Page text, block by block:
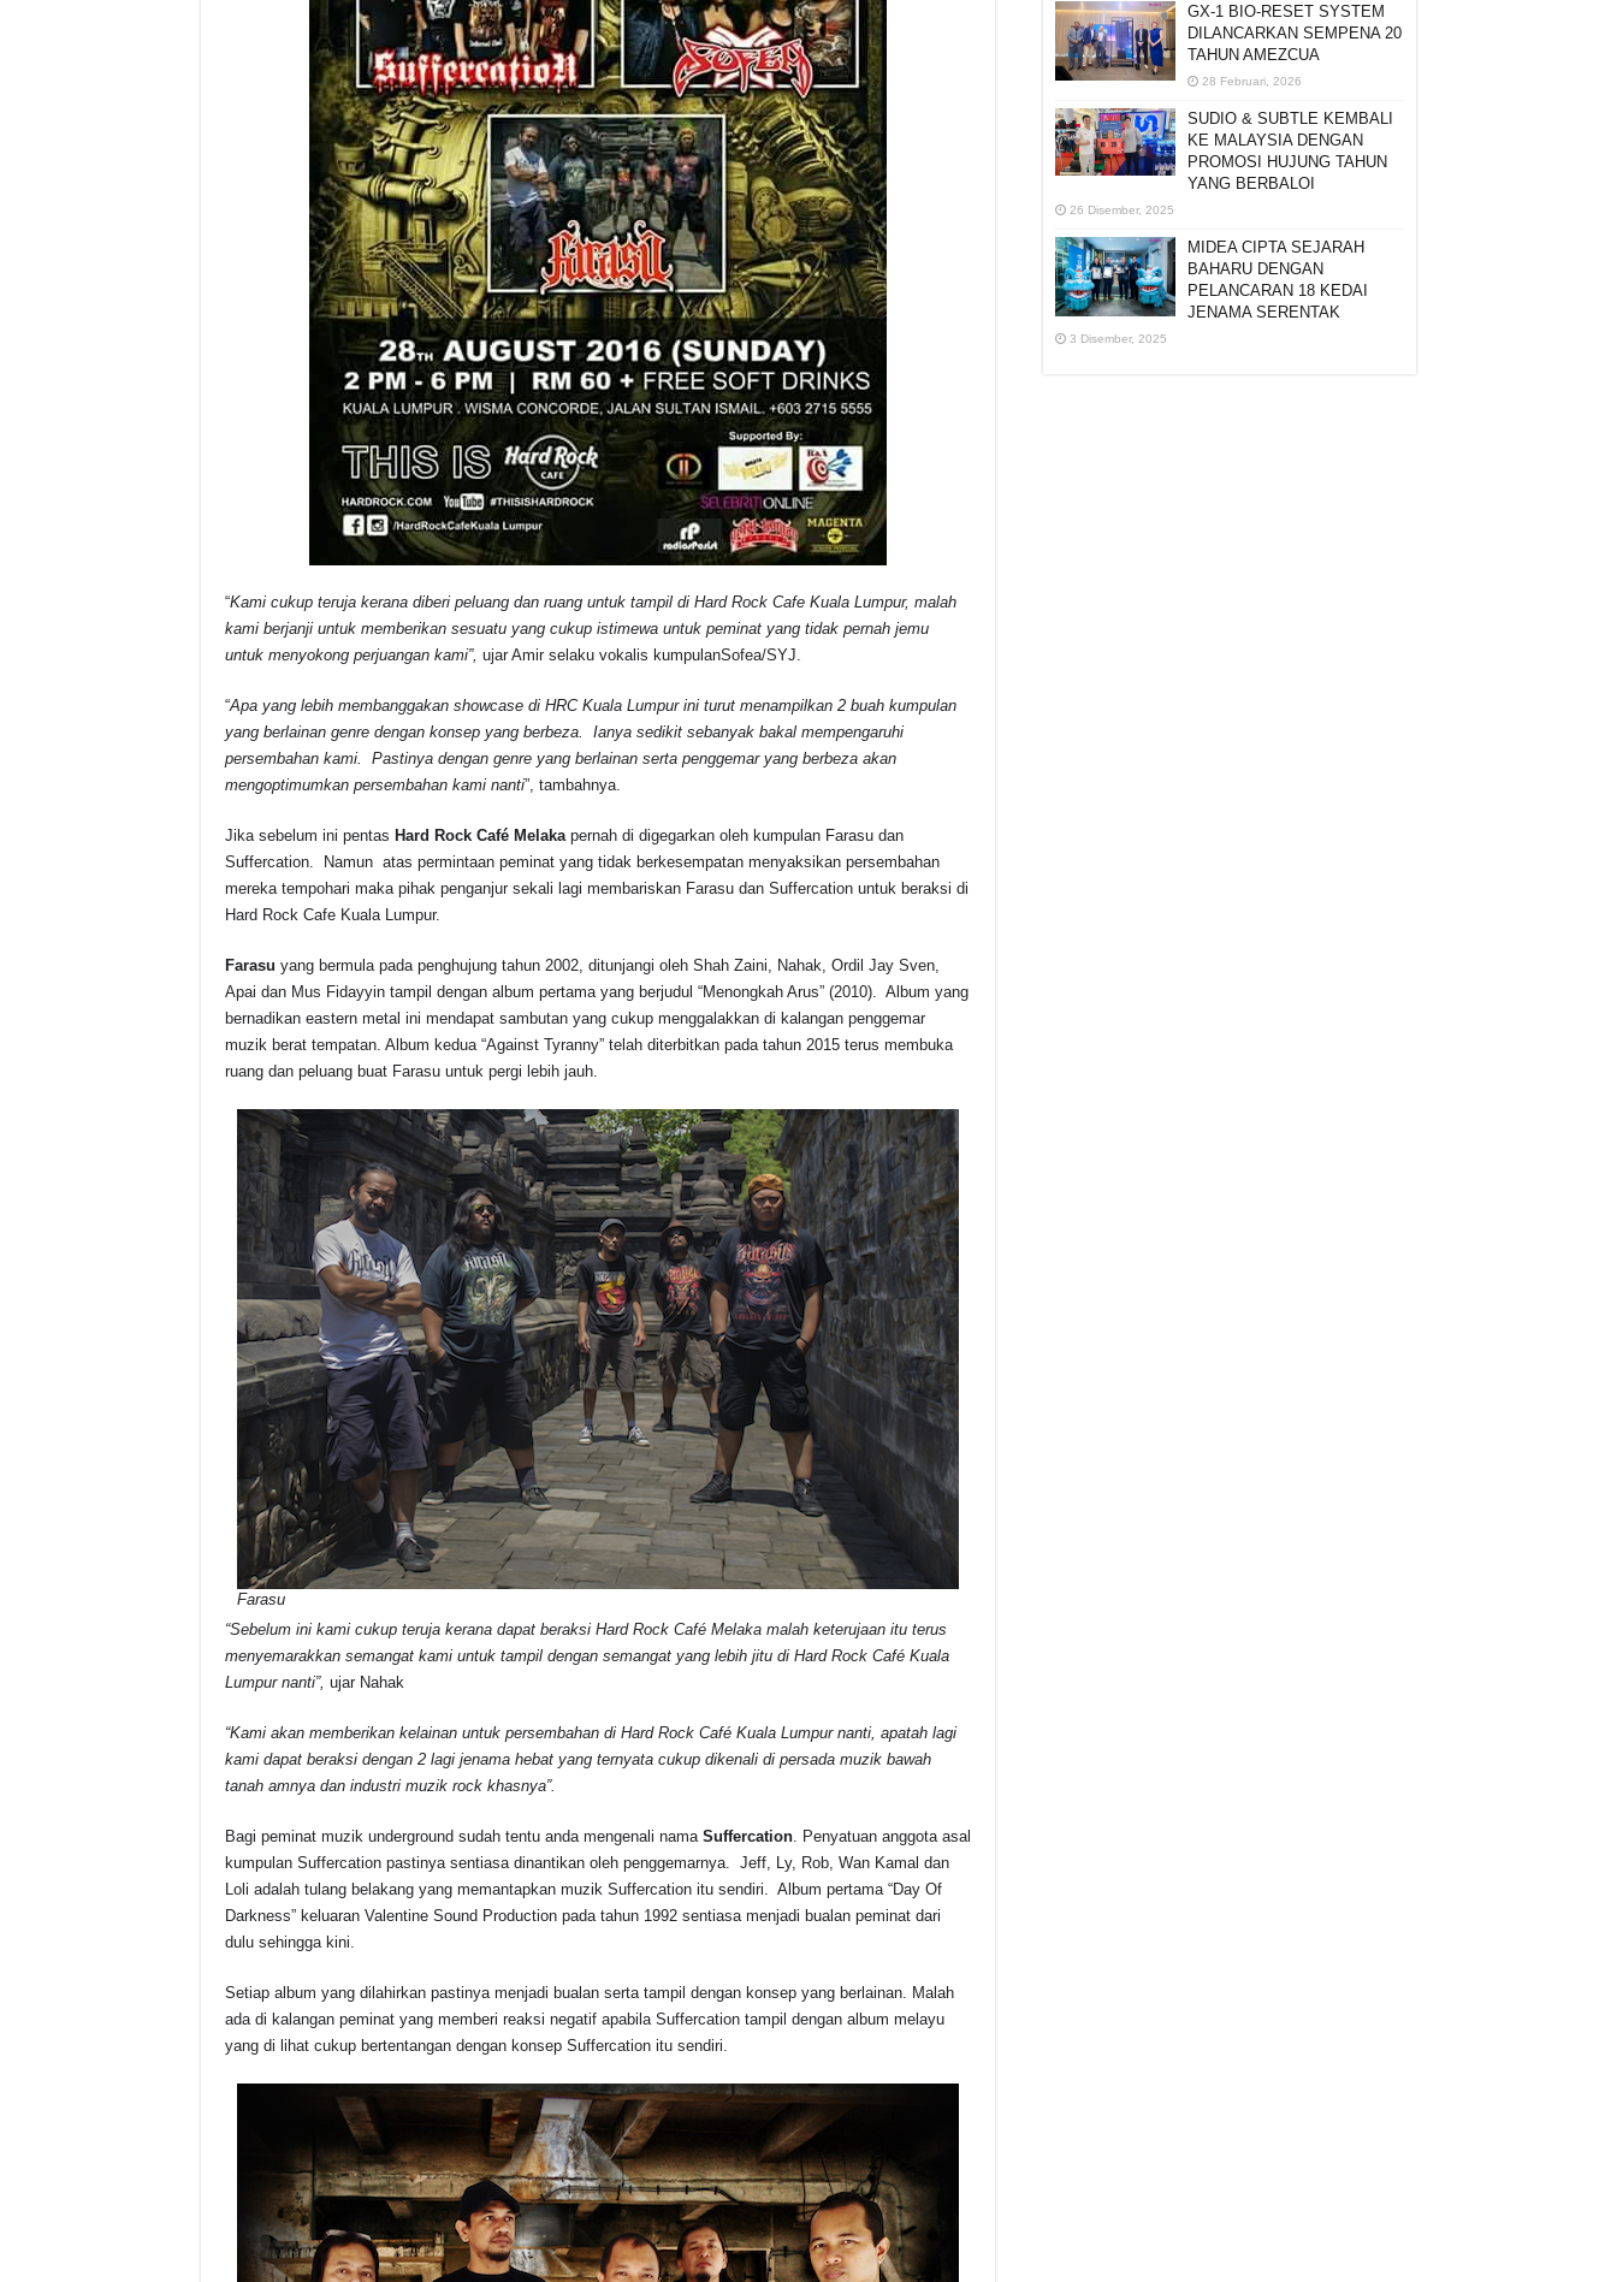
“Kami cukup teruja kerana diberi peluang dan ruang untuk tampil di Hard Rock Cafe Kuala Lumpur, malah
kami berjanji untuk memberikan sesuatu yang cukup istimewa untuk peminat yang tidak pernah jemu
untuk menyokong perjuangan kami”, ujar Amir selaku vokalis kumpulanSofea/SYJ.
“Apa yang lebih membanggakan showcase di HRC Kuala Lumpur ini turut menampilkan 2 buah kumpulan
yang berlainan genre dengan konsep yang berbeza. Ianya sedikit sebanyak bakal mempengaruhi
persembahan kami. Pastinya dengan genre yang berlainan serta penggemar yang berbeza akan
mengoptimumkan persembahan kami nanti”, tambahnya.
Jika sebelum ini pentas Hard Rock Café Melaka pernah di digegarkan oleh kumpulan Farasu dan
Suffercation. Namun atas permintaan peminat yang tidak berkesempatan menyaksikan persembahan
mereka tempohari maka pihak penganjur sekali lagi membariskan Farasu dan Suffercation untuk beraksi di
Hard Rock Cafe Kuala Lumpur.
Farasu yang bermula pada penghujung tahun 2002, ditunjangi oleh Shah Zaini, Nahak, Ordil Jay Sven,
Apai dan Mus Fidayyin tampil dengan album pertama yang berjudul “Menongkah Arus” (2010). Album yang
bernadikan eastern metal ini mendapat sambutan yang cukup menggalakkan di kalangan penggemar
muzik berat tempatan. Album kedua “Against Tyranny” telah diterbitkan pada tahun 2015 terus membuka
ruang dan peluang buat Farasu untuk pergi lebih jauh.
Farasu
“Sebelum ini kami cukup teruja kerana dapat beraksi Hard Rock Café Melaka malah keterujaan itu terus
menyemarakkan semangat kami untuk tampil dengan semangat yang lebih jitu di Hard Rock Café Kuala
Lumpur nanti”, ujar Nahak
“Kami akan memberikan kelainan untuk persembahan di Hard Rock Café Kuala Lumpur nanti, apatah lagi
kami dapat beraksi dengan 2 lagi jenama hebat yang ternyata cukup dikenali di persada muzik bawah
tanah amnya dan industri muzik rock khasnya”.
Bagi peminat muzik underground sudah tentu anda mengenali nama Suffercation . Penyatuan anggota asal
kumpulan Suffercation pastinya sentiasa dinantikan oleh penggemarnya. Jeff, Ly, Rob, Wan Kamal dan
Loli adalah tulang belakang yang memantapkan muzik Suffercation itu sendiri. Album pertama “Day Of
Darkness” keluaran Valentine Sound Production pada tahun 1992 sentiasa menjadi bualan peminat dari
dulu sehingga kini.
Setiap album yang dilahirkan pastinya menjadi bualan serta tampil dengan konsep yang berlainan. Malah
ada di kalangan peminat yang memberi reaksi negatif apabila Suffercation tampil dengan album melayu
yang di lihat cukup bertentangan dengan konsep Suffercation itu sendiri.
GX-1 BIO-RESET SYSTEM
DILANCARKAN SEMPENA 20
TAHUN AMEZCUA
28 Februari, 2026
SUDIO & SUBTLE KEMBALI
KE MALAYSIA DENGAN
PROMOSI HUJUNG TAHUN
YANG BERBALOI
26 Disember, 2025
MIDEA CIPTA SEJARAH
BAHARU DENGAN
PELANCARAN 18 KEDAI
JENAMA SERENTAK
3 Disember, 2025